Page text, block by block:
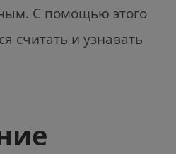
С помощью этого
считать и узнавать